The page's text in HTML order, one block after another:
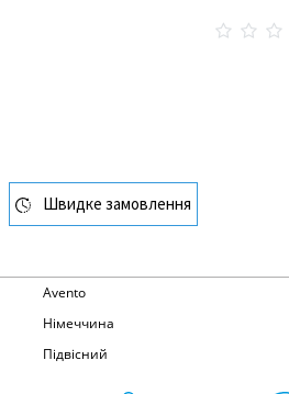
Швидке замовлення
Avento
Німеччина
Підвісний